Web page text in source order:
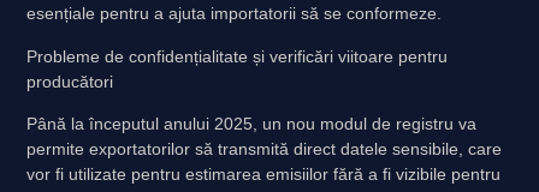
esențiale pentru a ajuta importatorii să se conformeze.
Probleme de confidențialitate și verificări viitoare pentru
producători
Până la începutul anului 2025, un nou modul de registru va
permite exportatorilor să transmită direct datele sensibile, care
vor fi utilizate pentru estimarea emisiilor fără a fi vizibile pentru